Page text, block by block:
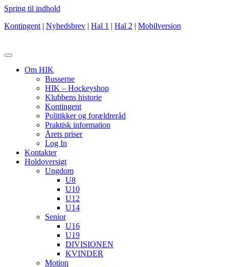
Spring til indhold
Kontingent | Nyhedsbrev | Hal 1 | Hal 2 | Mobilversion
Om HIK
Busserne
HIK – Hockeyshop
Klubbens historie
Kontingent
Politikker og forældreråd
Praktisk information
Årets priser
Log In
Kontakter
Holdoversigt
Ungdom
U8
U10
U12
U14
Senior
U16
U19
DIVISIONEN
KVINDER
Motion